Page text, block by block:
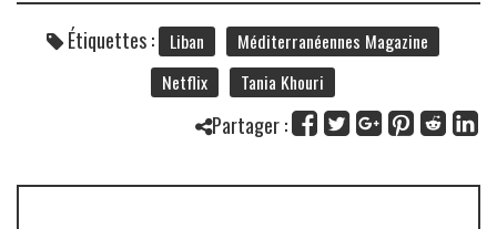
Étiquettes : Liban
Méditerranéennes Magazine
Netflix
Tania Khouri
Partager :